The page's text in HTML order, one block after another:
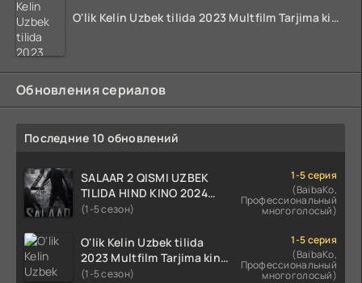
O'lik Kelin Uzbek tilida 2023 Multfilm Tarjima kino skachat
Обновления сериалов
Последние 10 обновлений
SALAAR 2 QISMI UZBEK
TILIDA HIND KINO 2024
TARJIMA 720p HD Skachat
(1-5 сезон)
1-5 серия
(BaibaKo,
Профессиональный
многоголосый)
O'lik Kelin Uzbek tilida
2023 Multfilm Tarjima kino
skachat
(1-5 сезон)
1-5 серия
(BaibaKo,
Профессиональный
многоголосый)